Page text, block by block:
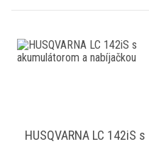
HUSQVARNA LC 142iS s